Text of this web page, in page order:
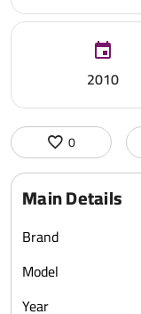
2010
0
Main Details
Brand
Model
Year